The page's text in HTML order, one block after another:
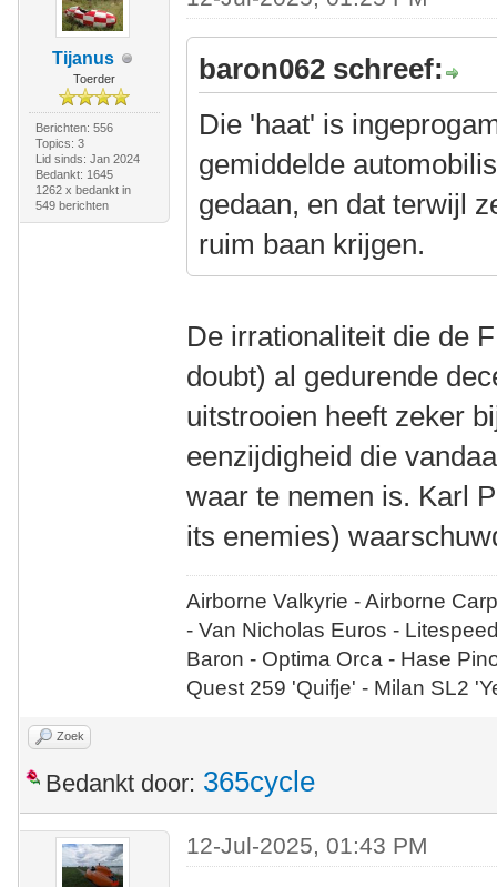
Tijanus
Toerder
Berichten: 556
Topics: 3
Lid sinds: Jan 2024
Bedankt: 1645
1262 x bedankt in
549 berichten
baron062 schreef:
Die 'haat' is
gemiddelde
gedaan, en dat terwijl
ruim baan krijgen.
De irrationaliteit die de
doubt) al gedurende
uitstrooien heeft zeker
eenzijdigheid die
waar te nemen is. Karl
its enemies)
Airborne Valkyrie - Airborne
- Van Nicholas Euros -
Baron - Optima Orca - Hase
Quest 259 'Quifje' - Milan SL2
Zoek
Bedankt door: 365cycle
12-Jul-2025, 01:43 PM